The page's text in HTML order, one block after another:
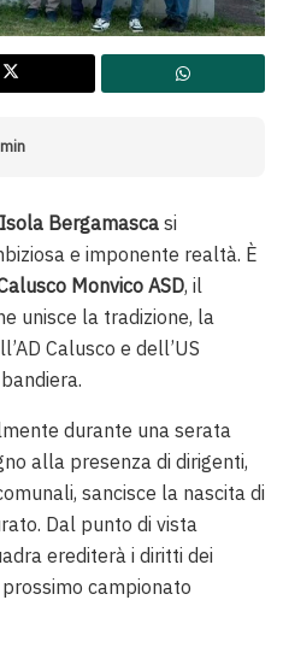
Isola Bergamasca si
e imponente realtà. È
Monvico ASD, il
unisce la tradizione, la
Calusco e dell’US
durante una serata
alla presenza di dirigenti,
sancisce la nascita di
Dal punto di vista
erediterà i diritti dei
campionato